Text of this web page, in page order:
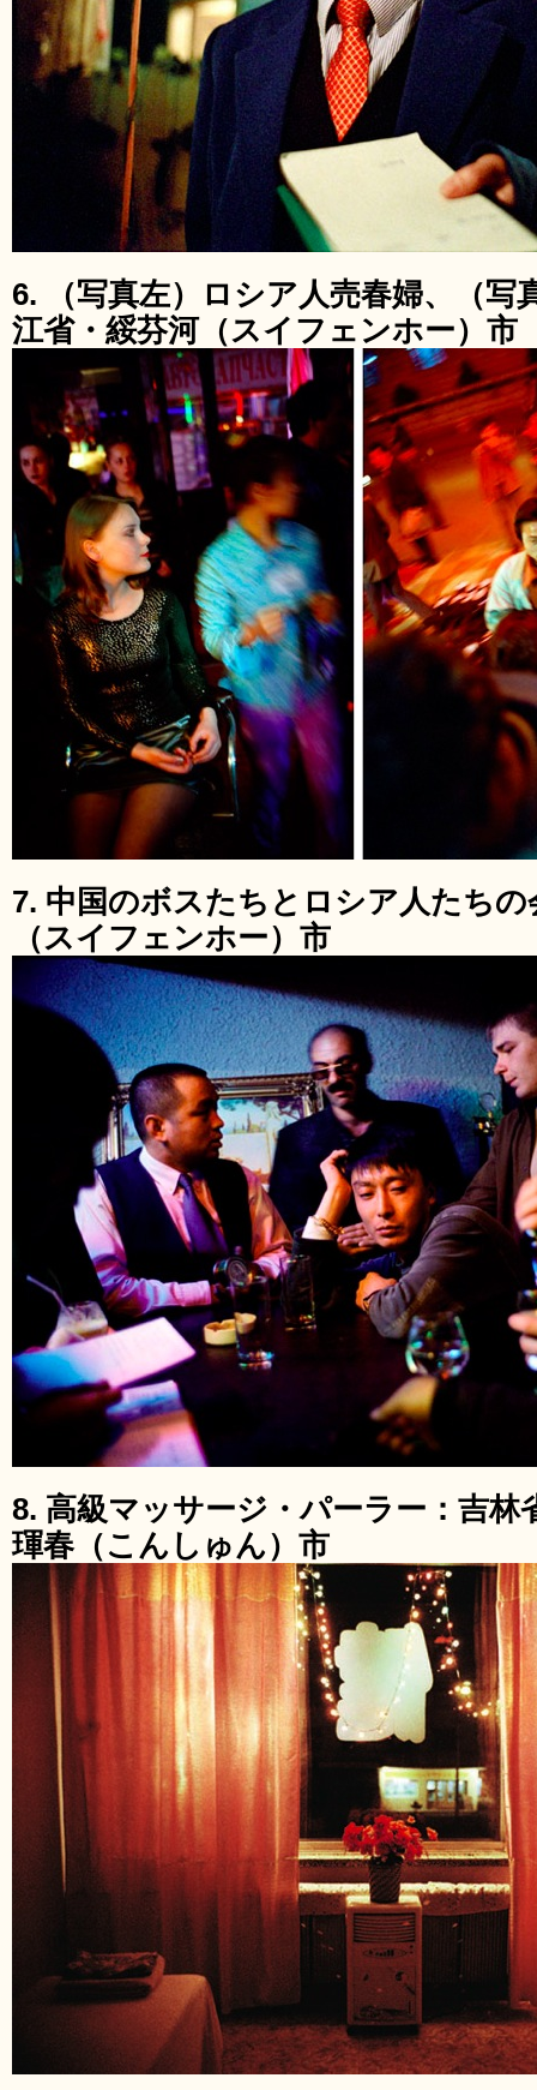
6. （写真左）ロシア人売春婦、（写
江省・綏芬河（スイフェンホー）市
7. 中国のボスたちとロシア人たちの
（スイフェンホー）市
8. 高級マッサージ・パーラー：吉林
琿春（こんしゅん）市